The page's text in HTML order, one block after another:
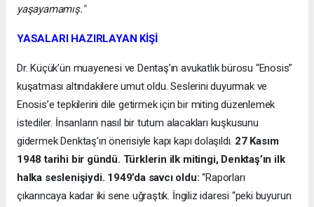
yaşayamamış."
YASALARI HAZIRLAYAN KİŞİ
Dr. Küçük’ün muayenesi ve Dentaş’ın avukatlık bürosu “Enosis”
kuşatması altındakilere umut oldu. Seslerini duyurmak ve
Enosis’e tepkilerini dile getirmek için bir miting düzenlemek
istediler. İnsanların nasıl bir tutum alacakları kuşkusunu
gidermek Denktaş’ın önerisiyle kapı kapı dolaşıldı. 27 Kasım
1948 tarihi bir gündü. Türklerin ilk mitingi, Denktaş’ın ilk
halka seslenişiydi. 1949’da savcı oldu:“Raporları
çıkarıncaya kadar iki sene uğraştık. İngiliz idaresi “peki buyurun